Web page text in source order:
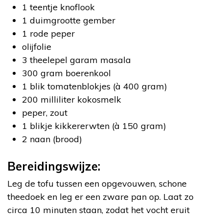
1 teentje knoflook
1 duimgrootte gember
1 rode peper
olijfolie
3 theelepel garam masala
300 gram boerenkool
1 blik tomatenblokjes (à 400 gram)
200 milliliter kokosmelk
peper, zout
1 blikje kikkererwten (à 150 gram)
2 naan (brood)
Bereidingswijze:
Leg de tofu tussen een opgevouwen, schone
theedoek en leg er een zware pan op. Laat zo
circa 10 minuten staan, zodat het vocht eruit